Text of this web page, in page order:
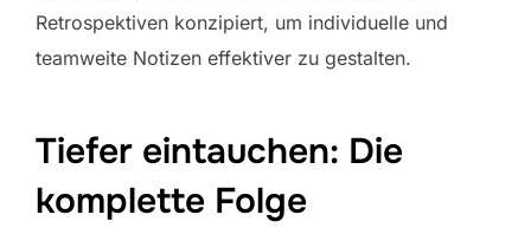
Retrospektiven konzipiert, um individuelle und
teamweite Notizen effektiver zu gestalten.
Tiefer eintauchen: Die
komplette Folge